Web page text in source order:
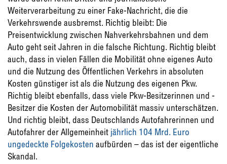
Weiterverarbeitung zu einer Fake-Nachricht, die die
Verkehrswende ausbremst. Richtig bleibt: Die
Preisentwicklung zwischen Nahverkehrsbahnen und dem
Auto geht seit Jahren in die falsche Richtung. Richtig bleibt
auch, dass in vielen Fällen die Mobilität ohne eigenes Auto
und die Nutzung des Öffentlichen Verkehrs in absoluten
Kosten günstiger ist als die Nutzung des eigenen Pkw.
Richtig bleibt ebenfalls, dass viele Pkw-Besitzerinnen und -
Besitzer die Kosten der Automobilität massiv unterschätzen.
Und richtig bleibt, dass Deutschlands Autofahrerinnen und
Autofahrer der Allgemeinheit jährlich 104 Mrd. Euro
ungedeckte Folgekosten aufbürden – das ist der eigentliche
Skandal.